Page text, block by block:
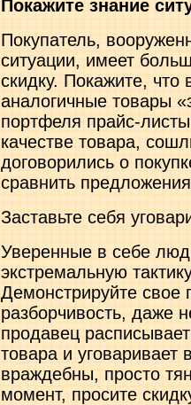
Покажите знание
Покупатель,
ситуации, имеет
скидку. Покажите, что
аналогичные товары
портфеля прайс-
качестве товара,
договорились о
сравнить
Заставьте себя
Уверенные в себе
экстремальную
Демонстрируйте свое
разборчивость, даже
продавец
товара и уговаривает
враждебны, просто
момент, просите